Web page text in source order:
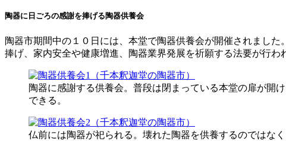
陶器に日ごろの感謝を捧げる陶器供養会
陶器市期間中の１０日には、本堂で陶器供養会が開催されまし
捧げ、家内安全や健康増進、陶器業界発展を祈願する法要が行わ
陶器に感謝する供養会。普段は閉まっている本堂の扉が開
できる。
仏前には陶器が祀られる。壊れた陶器を供養するのではな